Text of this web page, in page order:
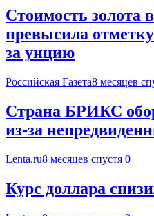
Стоимость золота
превысила
за унцию
Российская Газета8 месяцев
Страна БРИКС
из-за
Lenta.ru8 месяцев спустя 0
Курс доллара